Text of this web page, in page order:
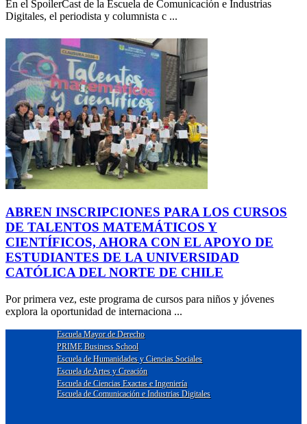
En el SpoilerCast de la Escuela de Comunicación e Industrias
Digitales, el periodista y columnista c ...
ABREN INSCRIPCIONES PARA LOS CURSOS
DE TALENTOS MATEMÁTICOS Y
CIENTÍFICOS, AHORA CON EL APOYO DE
ESTUDIANTES DE LA UNIVERSIDAD
CATÓLICA DEL NORTE DE CHILE
Por primera vez, este programa de cursos para niños y jóvenes
explora la oportunidad de internaciona ...
Escuela Mayor de Derecho
PRIME Business School
Escuela de Humanidades y Ciencias Sociales
Escuela de Artes y Creación
Escuela de Ciencias Exactas e Ingeniería
Escuela de Comunicación e Industrias Digitales